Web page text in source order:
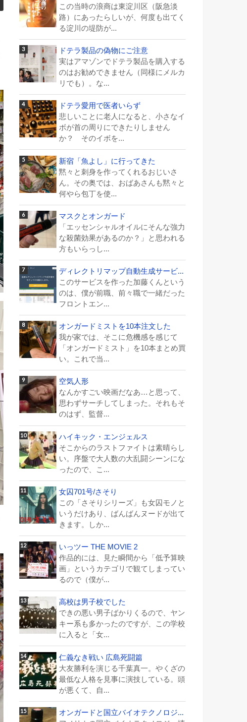
この当時の浪商は東淀川区（阪急淡
路）にあったらしいが、何度も出てく
る淀川の堤防が...
ドテラ製品の偽物にご注意
実はアマゾンでドテラ製品を購入する
のはお勧めできません（同様にメルカ
リでも）。な...
ドテラ愛用で医者いらず
悲しいことに老人になると、小さなイ
ボが首の周りにできたりしません
か？ そのイボを...
新宿「魚よし」に行ってきた
黙々と刺身を作ってくれるおじいさ
ん。その奥では、おばあさんも黙々と
何やら包丁を使...
マスクとオンガード
「エッセンシャルオイルにそんな強力
な殺菌効果があるのか？」と思われる
方もいらっし...
ディレクトリマップ自動生成サービ...
このサービスを作った加藤くんという
のは、僕が前職、前々職で一緒だった
フロントエン...
オンガードミストを10本注文した
我が家では、そこに危機感を感じて
「オンガードミスト」を10本まとめ買
い。これで当...
空気人形
なんかすごい映画だなあ…と思って、
思わずサーチしてしまった。それもそ
のはず、監督...
ハイキック・エンジェルス
そこからのラストファイトは素晴らし
い。序盤で大人数の大乱闘シーンにな
ったので、こ...
女囚701号/さそり
この「さそりシリーズ」も女囚モノと
いうだけあり、ばんばんヌードが出て
きます。しか...
いっツー THE MOVIE 2
作品的には、見た瞬間から「低予算映
画」というカテゴリで観てしまってい
るので（僕が...
高校は男子校でした
できの悪い男子ばかりくるので、ヤン
キー系も多かったのですが、この学校
に入ると「女...
仁義なき戦い 広島死闘篇
大友勝利を演じる千葉真一。やくざの
最低な人格を見事に演技している。頭
が悪くて、自...
オンガードと国立バイオテクノロジ...